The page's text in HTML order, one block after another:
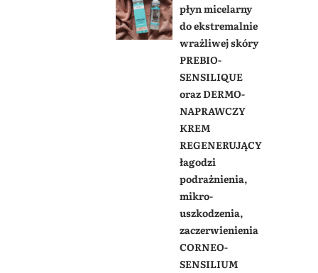
płyn micelarny
do ekstremalnie
wrażliwej skóry
PREBIO-
SENSILIQUE
oraz DERMO-
NAPRAWCZY
KREM
REGENERUJĄCY
łagodzi
podrażnienia,
mikro-
uszkodzenia,
zaczerwienienia
CORNEO-
SENSILIUM